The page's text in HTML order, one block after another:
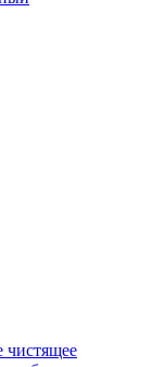
чистящее